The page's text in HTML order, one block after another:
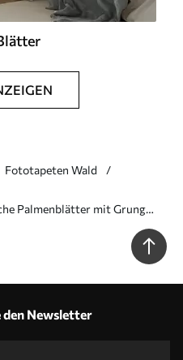
Fototapeten Wald
Palmenblätter mit Grunge-
den Newsletter